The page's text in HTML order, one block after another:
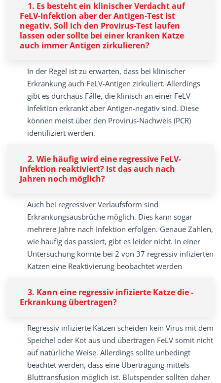
1. Es besteht ein klinischer Verdacht auf
FeLV-Infektion aber der Antigen-Test ist
negativ. Soll ich den Provirus-Test laufen
lassen oder sollte bei einer kranken Katze
auch immer Antigen zirkulieren?
In der Regel ist zu erwarten, dass bei ­klinischer
Erkrankung auch FeLV-Antigen zirkuliert. Allerdings
gibt es durchaus Fälle, die klinisch an einer FeLV-
Infektion erkrankt aber Antigen-­negativ sind. Diese
können meist über den Provirus-Nachweis (PCR)
identifiziert werden.
2. Wie häufig wird eine regressive FeLV-
Infek­tion reaktiviert? Ist das auch nach
Jahren noch möglich?
Auch bei regressiver Verlaufsform sind
Erkrankungsausbrüche möglich. Dies kann sogar
mehrere Jahre nach Infektion erfolgen. Genaue Zahlen,
wie häufig das passiert, gibt es leider nicht. In einer
Untersuchung konnte bei 2 von 37 regressiv infizierten
Katzen eine Reaktivierung beobachtet werden
3. Kann eine regressiv infizierte Katze die ­
Erkrankung übertragen?
Regressiv infizierte Katzen scheiden kein Virus mit dem
Speichel oder Kot aus und ­übertragen FeLV somit nicht
auf natürliche Weise. Aller­dings sollte unbedingt
beachtet werden, dass eine Übertragung mittels
Bluttransfusion möglich ist. Blutspender sollten daher